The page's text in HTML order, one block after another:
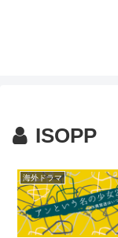
ISOPP
海外ドラマ